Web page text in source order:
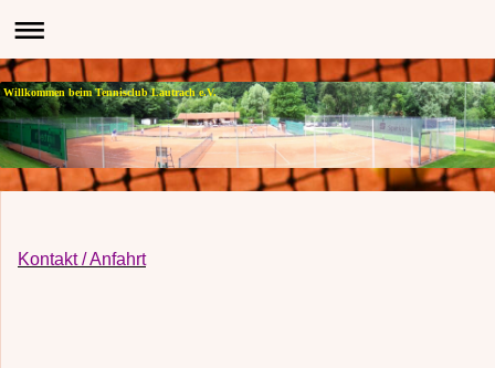
Willkommen beim Tennisclub Lautrach e.V.
Kontakt / Anfahrt